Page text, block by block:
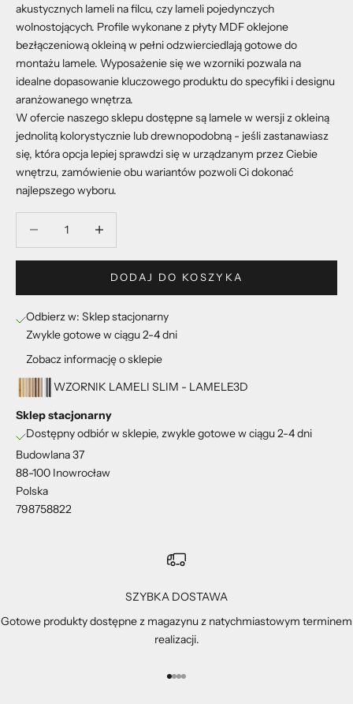
akustycznych lameli na filcu, czy lameli pojedynczych
wolnostojących. Profile wykonane z płyty MDF oklejone
bezłączeniową okleiną w pełni odzwierciedlają gotowe do
montażu lamele. Wyposażenie się we wzorniki pozwala na
idealne dopasowanie kluczowego produktu do specyfiki i designu
aranżowanego wnętrza.
W ofercie naszego sklepu dostępne są lamele w wersji z okleiną
jednolitą kolorystycznie lub drewnopodobną - jeśli zastanawiasz
się, która opcja lepiej sprawdzi się w urządzanym przez Ciebie
wnętrzu, zamówienie obu wariantów pozwoli Ci dokonać
najlepszego wyboru.
DODAJ DO KOSZYKA
Odbierz w: Sklep stacjonarny
Zwykle gotowe w ciągu 2-4 dni
Zobacz informację o sklepie
WZORNIK LAMELI SLIM - LAMELE3D
Sklep stacjonarny
Dostępny odbiór w sklepie, zwykle gotowe w ciągu 2-4 dni
Budowlana 37
88-100 Inowrocław
Polska
798758822
SZYBKA DOSTAWA
Gotowe produkty dostępne z magazynu z natychmiastowym terminem
realizacji.
Przejdź do 1
Przejdź do 2
Przejdź do 3
Przejdź do 4